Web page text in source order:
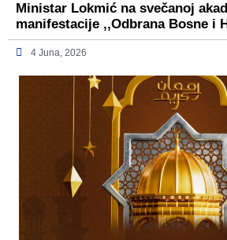
Ministar Lokmić na svečanoj
manifestacije ,,Odbrana Bosne i
4 Juna, 2026